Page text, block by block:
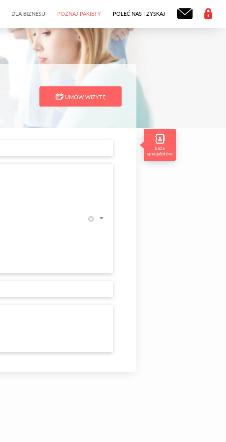
DLA BIZNESU POZNAJ PAKIETY POLEĆ NAS I ZYSKAJ
UMÓW WIZYTĘ
baza
specjalistów